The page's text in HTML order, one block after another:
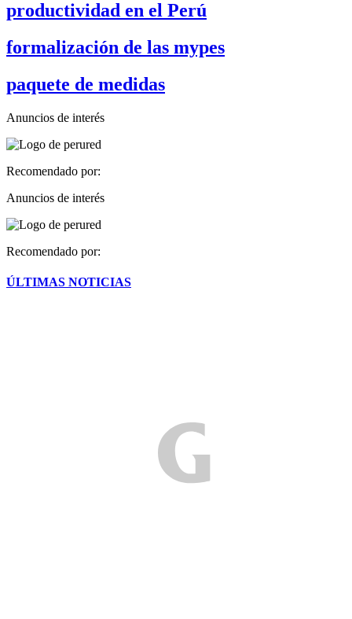
productividad en el Perú
formalización de las mypes
paquete de medidas
Anuncios de interés
Recomendado por:
Anuncios de interés
Recomendado por:
ÚLTIMAS NOTICIAS